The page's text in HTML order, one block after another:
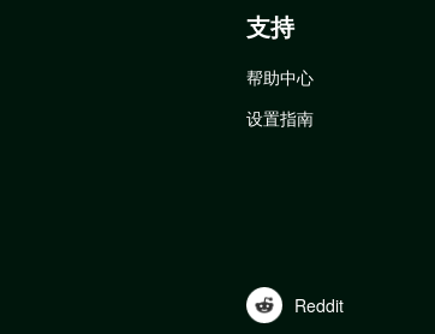
支持
帮助中心
设置指南
Reddit